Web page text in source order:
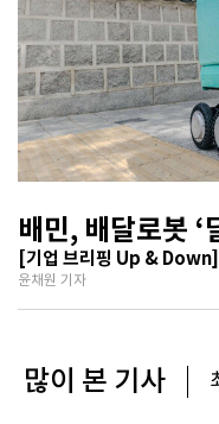
배민, 배달로봇 ‘
[기업 브리핑 Up & Down]
윤채원 기자
많이 본 기사